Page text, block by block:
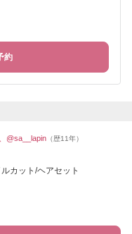
約
@sa__lapin （歴11年）
カット/ヘアセット